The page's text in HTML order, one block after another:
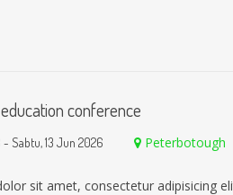
conference
- Sabtu, 13 Jun 2026 Peterbotough
sit amet, consectetur adipisicing